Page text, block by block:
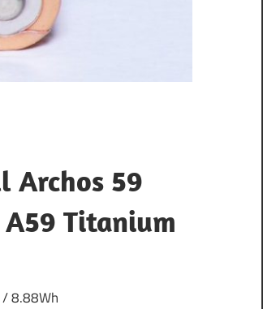
59
Titanium
8.88Wh